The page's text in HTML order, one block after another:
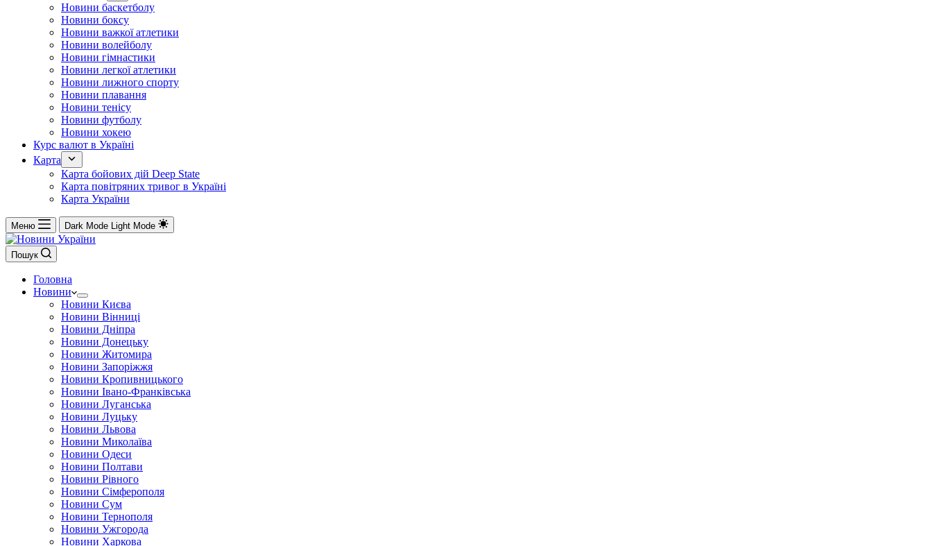
Новини баскетболу
Новини боксу
Новини важкої атлетики
Новини волейболу
Новини гімнастики
Новини легкої атлетики
Новини лижного спорту
Новини плавання
Новини тенісу
Новини футболу
Новини хокею
Курс валют в Україні
Карта
Карта бойових дій Deep State
Карта повітряних тривог в Україні
Карта України
Меню Dark Mode Light Mode
Пошук
Головна
Новини
Новини Києва
Новини Вінниці
Новини Дніпра
Новини Донецьку
Новини Житомира
Новини Запоріжжя
Новини Кропивницького
Новини Івано-Франківська
Новини Луганська
Новини Луцьку
Новини Львова
Новини Миколаїва
Новини Одеси
Новини Полтави
Новини Рівного
Новини Сімферополя
Новини Сум
Новини Тернополя
Новини Ужгорода
Новини Харкова